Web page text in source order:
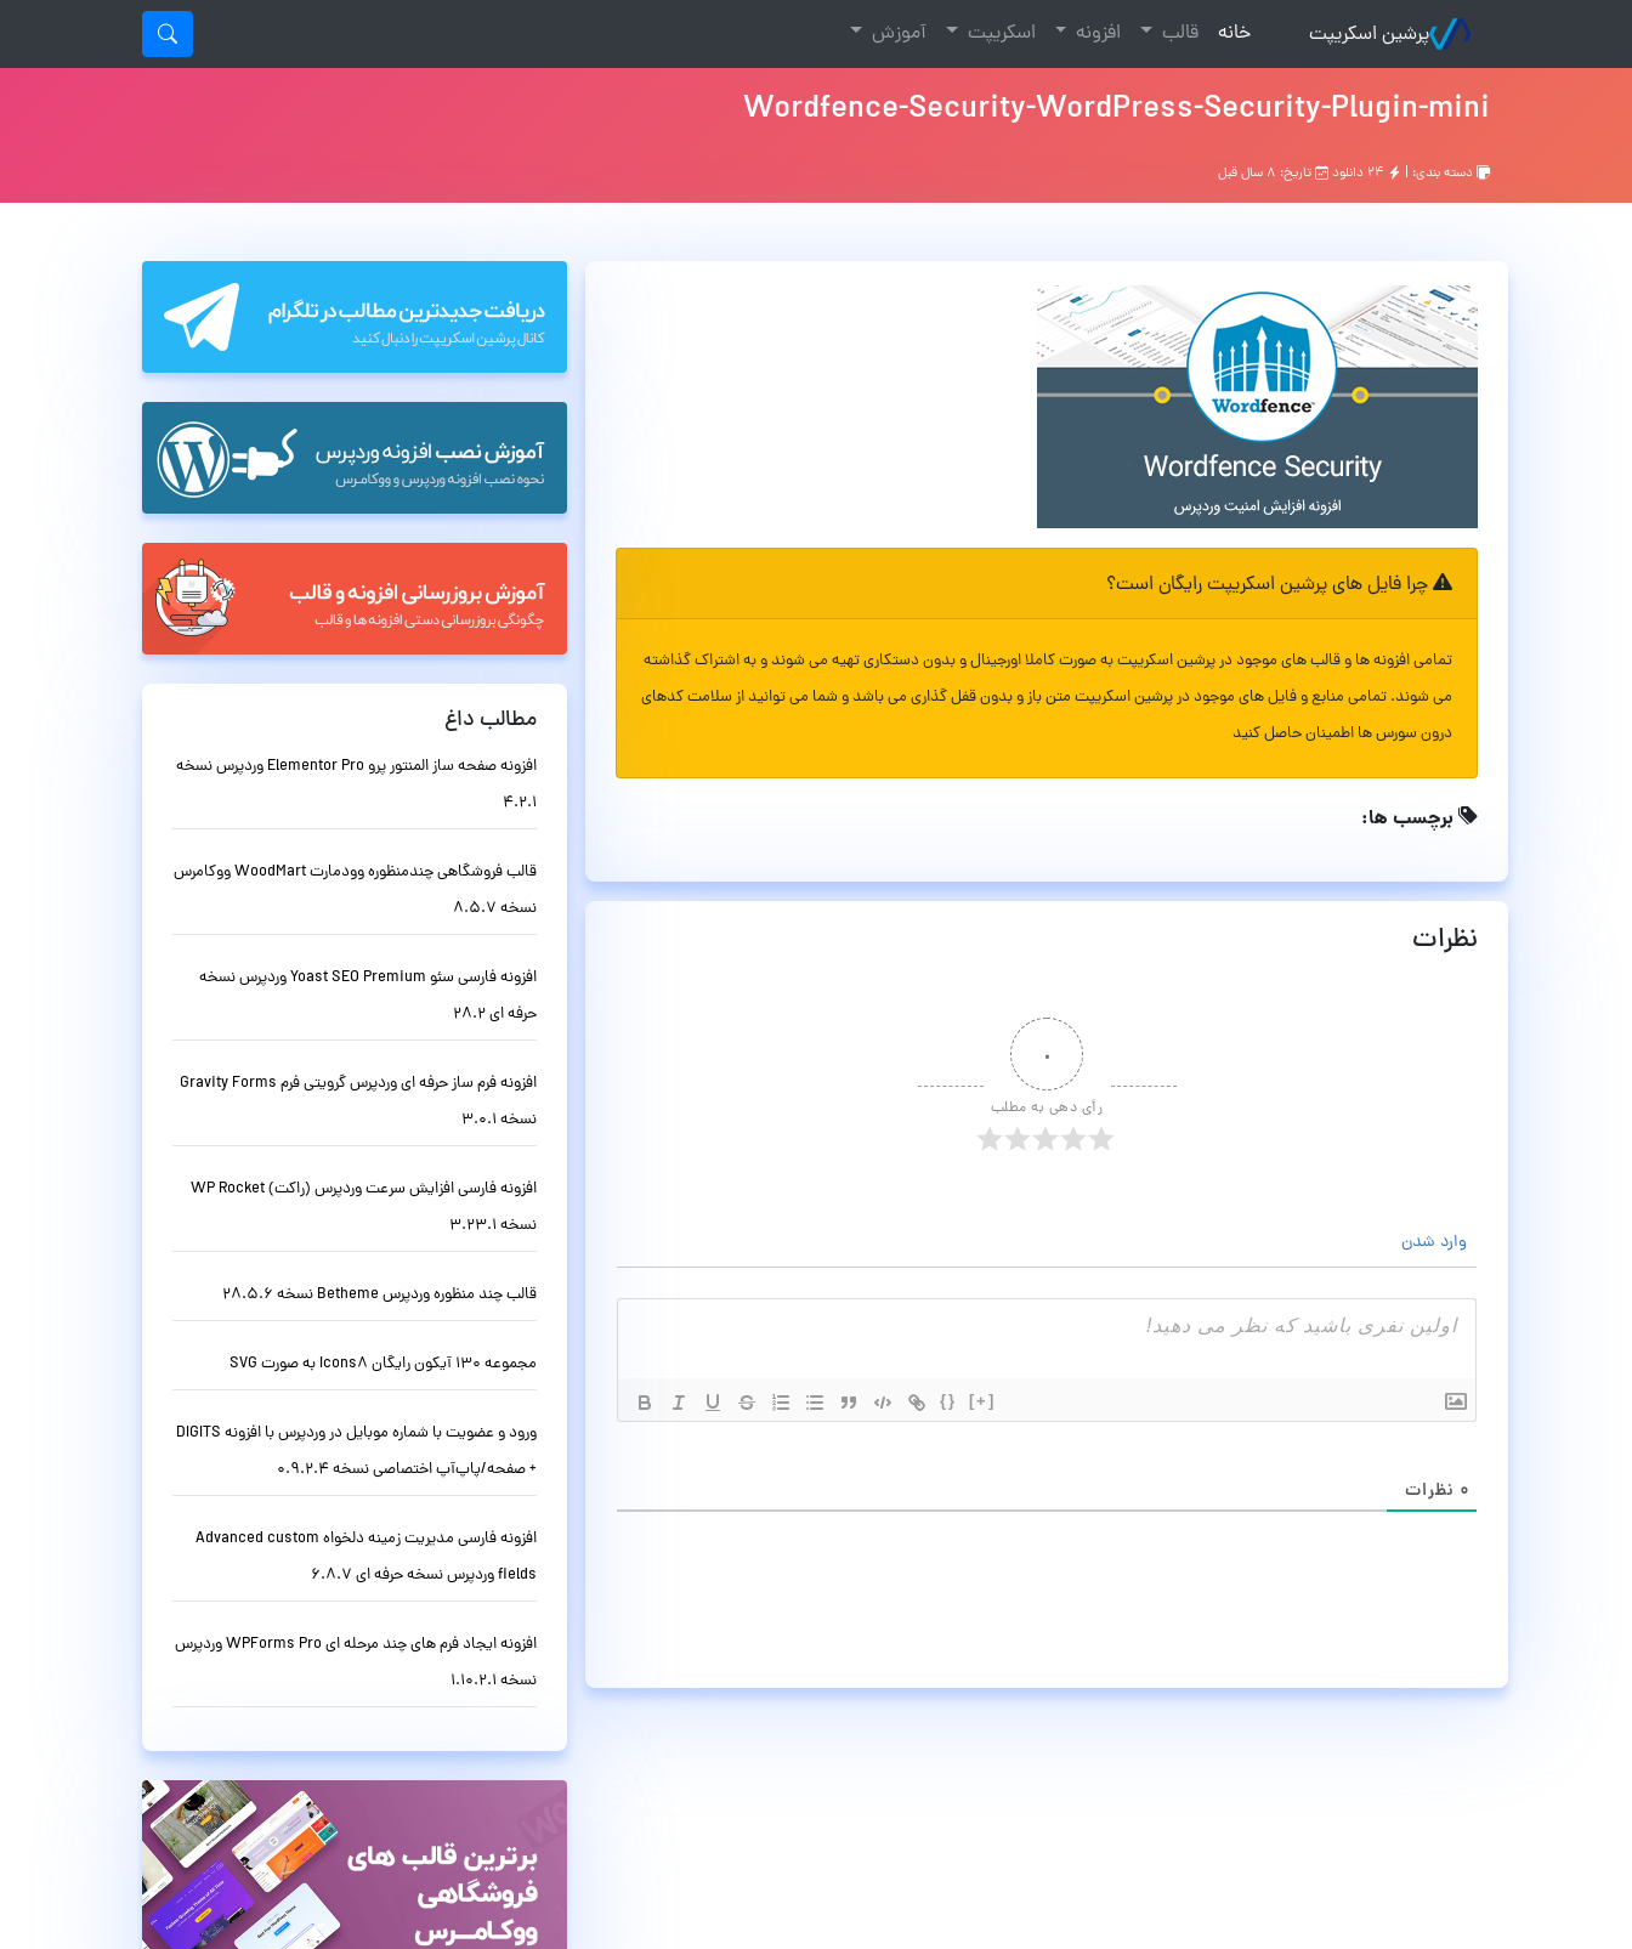
پرشین اسکریپت خانه
(current) قالب افزونه اسکریپت آموزش
Wordfence-Security-WordPress-Security-Plugin-mini
دسته بندی: | تاریخ: ۸ سال قبل
چرا فایل های پرشین اسکریپت رایگان است؟
تمامی افزونه ها و قالب های موجود در پرشین اسکریپت به صورت کاملا اورجینال و بدون دستکاری تهیه می شوند و به اشتراک گذاشته
می شوند. تمامی منابع و فایل های موجود در پرشین اسکریپت متن باز و بدون قفل گذاری می باشد و شما می توانید از سلامت کدهای
درون سورس ها اطمینان حاصل کنید
برچسب ها:
نظرات
۰
رأی دهی به مطلب
وارد شدن
{} [+]
۰ نظرات
مطالب داغ
افزونه صفحه ساز المنتور پرو Elementor Pro وردپرس نسخه
4.2.1
قالب فروشگاهی چندمنظوره وودمارت WoodMart ووکامرس
نسخه 8.5.7
افزونه فارسی سئو Yoast SEO Premium وردپرس نسخه
حرفه ای 28.2
افزونه فرم ساز حرفه ای وردپرس گرویتی فرم Gravity Forms
نسخه 3.0.1
افزونه فارسی افزایش سرعت وردپرس (راکت) WP Rocket
نسخه 3.23.1
قالب چند منظوره وردپرس Betheme نسخه 28.5.6
مجموعه 130 آیکون رایگان Icons8 به صورت SVG
ورود و عضویت با شماره موبایل در وردپرس با افزونه DIGITS
+ صفحه/پاپ‌آپ اختصاصی نسخه 0.9.2.4
افزونه فارسی مدیریت زمینه دلخواه Advanced custom
fields وردپرس نسخه حرفه ای 6.8.7
افزونه ایجاد فرم های چند مرحله ای WPForms Pro وردپرس
نسخه 1.10.2.1